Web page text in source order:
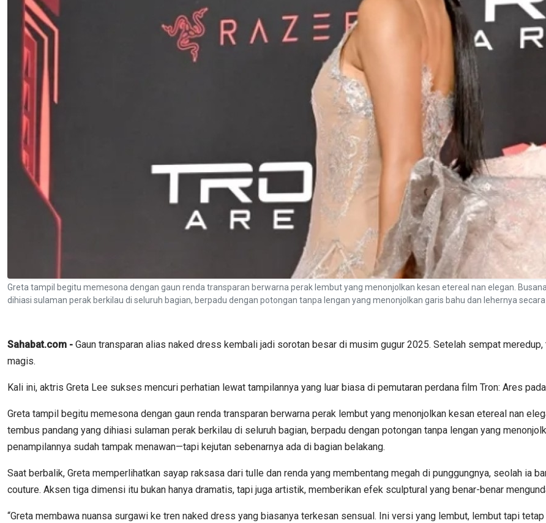
Greta tampil begitu memesona dengan gaun renda transparan berwarna perak lembut yang menonjolkan kesan etereal nan elegan.
dihiasi sulaman perak berkilau di seluruh bagian, berpadu dengan potongan tanpa lengan yang menonjolkan garis bahu dan lehernya
Sahabat.com - Gaun transparan alias naked dress kembali jadi sorotan besar di musim gugur 2025. Setelah sempat
magis.
Kali ini, aktris Greta Lee sukses mencuri perhatian lewat tampilannya yang luar biasa di pemutaran perdana film Tron: Ares
Greta tampil begitu memesona dengan gaun renda transparan berwarna perak lembut yang menonjolkan kesan etereal nan
tembus pandang yang dihiasi sulaman perak berkilau di seluruh bagian, berpadu dengan potongan tanpa lengan yang
penampilannya sudah tampak menawan—tapi kejutan sebenarnya ada di bagian belakang.
Saat berbalik, Greta memperlihatkan sayap raksasa dari tulle dan renda yang membentang megah di punggungnya, seolah ia
couture. Aksen tiga dimensi itu bukan hanya dramatis, tapi juga artistik, memberikan efek sculptural yang benar-benar
“Greta membawa nuansa surgawi ke tren naked dress yang biasanya terkesan sensual. Ini versi yang lembut, lembut tapi